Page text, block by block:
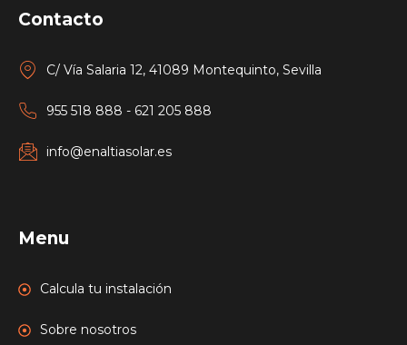
Contacto
C/ Vía Salaria 12, 41089 Montequinto, Sevilla
955 518 888 - 621 205 888
info@enaltiasolar.es
Menu
Calcula tu instalación
Sobre nosotros